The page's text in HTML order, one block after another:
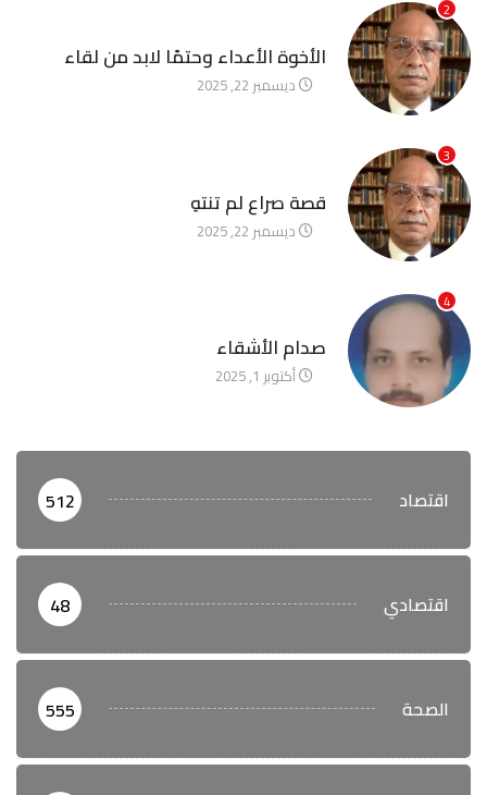
2
الأخوة الأعداء وحتمًا لابد من لقاء
ديسمبر 22, 2025
3
قصة صراع لم تنتهِ
ديسمبر 22, 2025
4
صدام الأشقاء
أكتوبر 1, 2025
اقتصاد 512
اقتصادي 48
الصحة 555